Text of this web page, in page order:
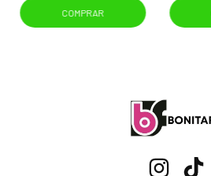
COMPRAR